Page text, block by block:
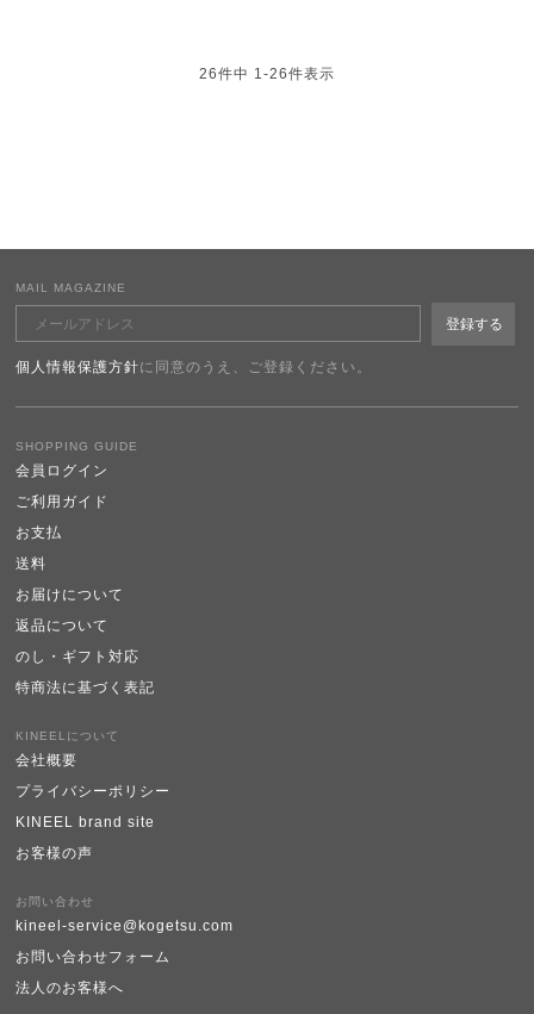
26件中 1-26件表示
SHOPPING GUIDE
会員ログイン
ご利用ガイド
お支払
送料
お届けについて
返品について
のし・ギフト対応
特商法に基づく表記
KINEELについて
会社概要
プライバシーポリシー
KINEEL brand site
お客様の声
お問い合わせ
kineel-service@kogetsu.com
お問い合わせフォーム
法人のお客様へ
MAIL MAGAZINE
個人情報保護方針に同意のうえ、ご登録ください。